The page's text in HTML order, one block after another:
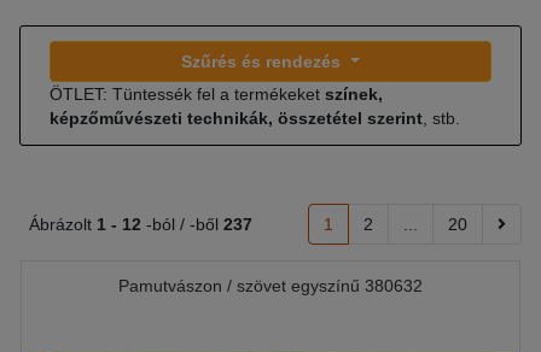
Szűrés és rendezés
ÖTLET: Tüntessék fel a termékeket színek,
képzőművészeti technikák, összetétel szerint , stb.
Ábrázolt 1 - 12 -ból / -ből 237 1 2 20
Pamutvászon / szövet egyszínű 380632